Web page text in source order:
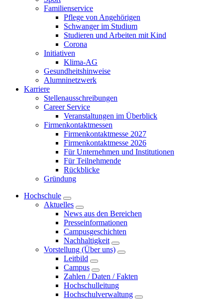
Familienservice
Pflege von Angehörigen
Schwanger im Studium
Studieren und Arbeiten mit Kind
Corona
Initiativen
Klima-AG
Gesundheitshinweise
Alumninetzwerk
Karriere
Stellenausschreibungen
Career Service
Veranstaltungen im Überblick
Firmenkontaktmessen
Firmenkontaktmesse 2027
Firmenkontaktmesse 2026
Für Unternehmen und Institutionen
Für Teilnehmende
Rückblicke
Gründung
Hochschule
Aktuelles
News aus den Bereichen
Presseinformationen
Campusgeschichten
Nachhaltigkeit
Vorstellung (Über uns)
Leitbild
Campus
Zahlen / Daten / Fakten
Hochschulleitung
Hochschulverwaltung